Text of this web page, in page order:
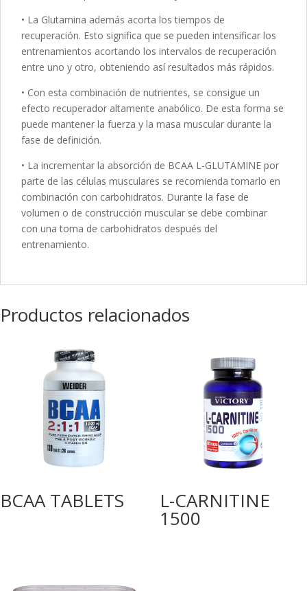
• La Glutamina además acorta los tiempos de
recuperación. Esto significa que se pueden intensificar los
entrenamientos acortando los intervalos de recuperación
entre uno y otro, obteniendo así resultados más rápidos.
• Con esta combinación de nutrientes, se consigue un
efecto recuperador altamente anabólico. De esta forma se
puede mantener la fuerza y la masa muscular durante la
fase de definición.
• La incrementar la absorción de BCAA L-GLUTAMINE por
parte de las células musculares se recomienda tomarlo en
combinación con carbohidratos. Durante la fase de
volumen o de construcción muscular se debe combinar
con una toma de carbohidratos después del
entrenamiento.
Productos relacionados
BCAA TABLETS L-CARNITINE
1500